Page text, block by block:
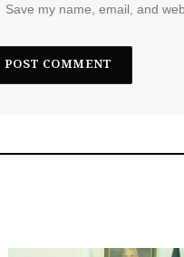
Save my name, email, and